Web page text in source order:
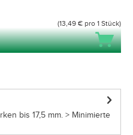
(13,49 € pro 1 Stück)
bis 17,5 mm. > Minimierte